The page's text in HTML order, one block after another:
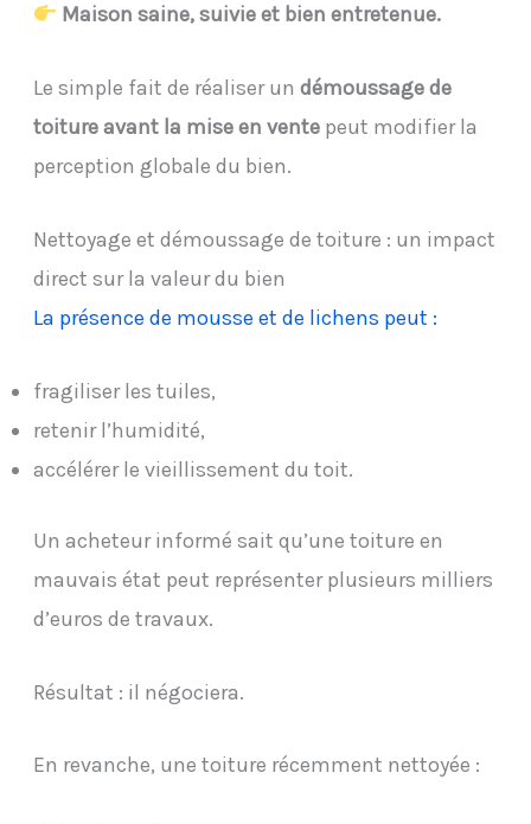
Maison saine, suivie et bien entretenue.
Le simple fait de réaliser un démoussage de
toiture avant la mise en ventepeut modifier la
perception globale du bien.
Nettoyage et démoussage de toiture : un impact
direct sur la valeur du bien
La présence de mousse et de lichens peut :
fragiliser les tuiles,
retenir l’humidité,
accélérer le vieillissement du toit.
Un acheteur informé sait qu’une toiture en
mauvais état peut représenter plusieurs milliers
d’euros de travaux.
Résultat : il négociera.
En revanche, une toiture récemment nettoyée :